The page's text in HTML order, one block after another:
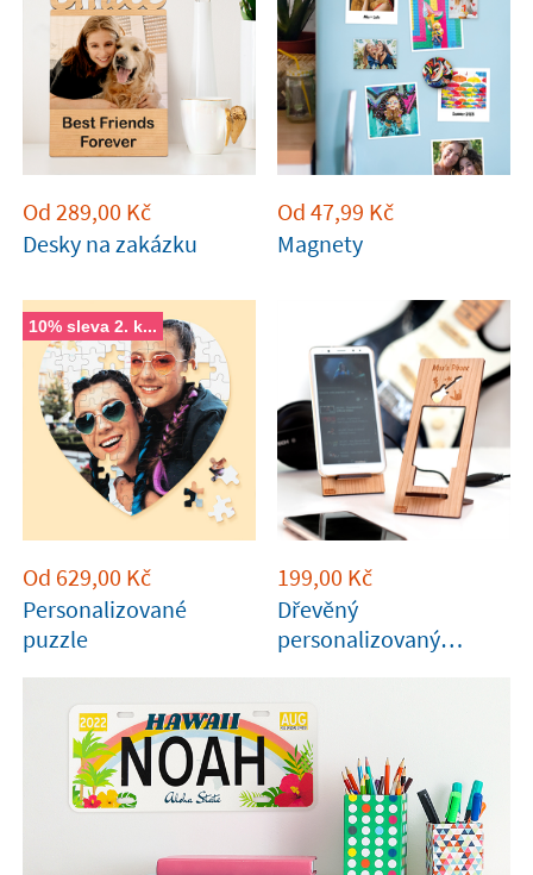
Od 289,00 Kč
Desky na zakázku
Od 47,99 Kč
Magnety
10% sleva 2. k...
Od 629,00 Kč
Personalizované
puzzle
199,00 Kč
Dřevěný
personalizovaný